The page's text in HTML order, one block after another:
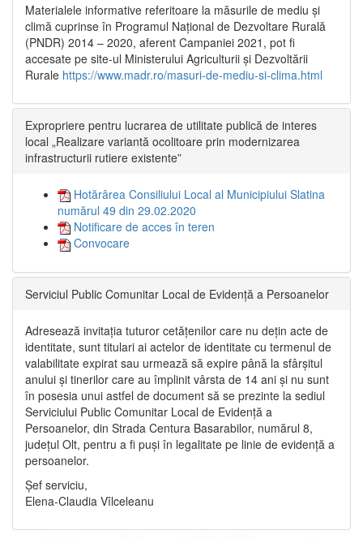
Materialele informative referitoare la măsurile de mediu și
climă cuprinse în Programul Național de Dezvoltare Rurală
(PNDR) 2014 – 2020, aferent Campaniei 2021, pot fi
accesate pe site-ul Ministerului Agriculturii și Dezvoltării
Rurale https://www.madr.ro/masuri-de-mediu-si-clima.html
Expropriere pentru lucrarea de utilitate publică de interes
local „Realizare variantă ocolitoare prin modernizarea
infrastructurii rutiere existente”
Hotărârea Consiliului Local al Municipiului Slatina
numărul 49 din 29.02.2020
Notificare de acces în teren
Convocare
Serviciul Public Comunitar Local de Evidență a Persoanelor
Adresează invitația tuturor cetățenilor care nu dețin acte de
identitate, sunt titulari ai actelor de identitate cu termenul de
valabilitate expirat sau urmează să expire până la sfârșitul
anului și tinerilor care au împlinit vârsta de 14 ani și nu sunt
în posesia unui astfel de document să se prezinte la sediul
Serviciului Public Comunitar Local de Evidență a
Persoanelor, din Strada Centura Basarabilor, numărul 8,
județul Olt, pentru a fi puși în legalitate pe linie de evidență a
persoanelor.
Șef serviciu,
Elena-Claudia Vîlceleanu